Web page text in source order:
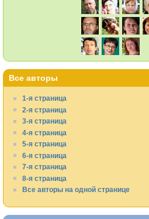
Все авторы
1-я страница
2-я страница
3-я страница
4-я страница
5-я страница
6-я страница
7-я страница
8-я страница
Все авторы на одной странице